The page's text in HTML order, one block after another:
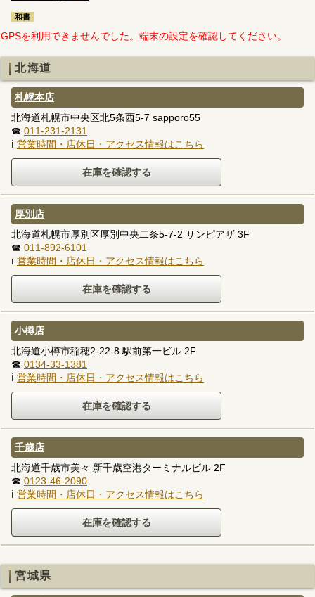
和書
GPSを利用できませんでした。端末の設定を確認してください。
北海道
札幌本店
北海道札幌市中央区北5条西5-7 sapporo55
☎ 011-231-2131
ℹ 営業時間・店休日・アクセス情報はこちら
厚別店
北海道札幌市厚別区厚別中央二条5-7-2 サンピアザ 3F
☎ 011-892-6101
ℹ 営業時間・店休日・アクセス情報はこちら
小樽店
北海道小樽市稲穂2-22-8 駅前第一ビル 2F
☎ 0134-33-1381
ℹ 営業時間・店休日・アクセス情報はこちら
千歳店
北海道千歳市美々 新千歳空港ターミナルビル 2F
☎ 0123-46-2090
ℹ 営業時間・店休日・アクセス情報はこちら
宮城県